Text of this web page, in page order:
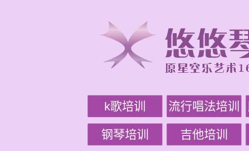
k歌培训 流行唱法培训
钢琴培训 吉他培训